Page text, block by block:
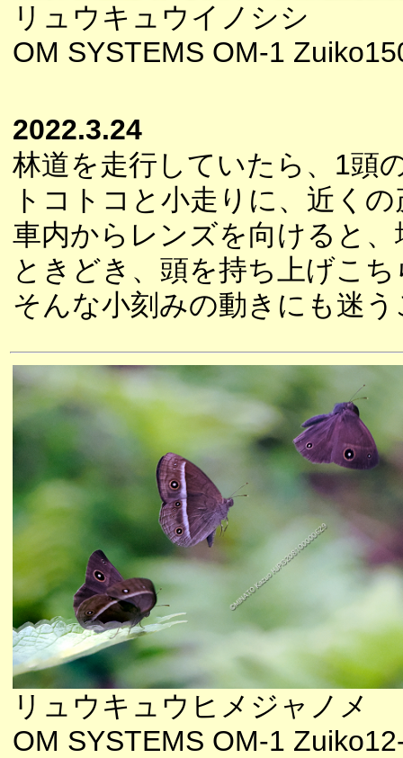
リュウキュウイノシシ
OM SYSTEMS OM-1
2022.3.24
林道を走行していたら、1頭
トコトコと小走りに、近く
車内からレンズを向けると
ときどき、頭を持ち上げこ
そんな小刻みの動きにも迷
リュウキュウヒメジャノメ
OM SYSTEMS OM-1